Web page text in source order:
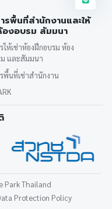
รพื้นที่สำนักงานและให้
องอบรม สัมมนา
ให้เช่าห้องฝึกอบรม ห้อง
และสัมมนา
พื้นที่เช่าสำนักงาน
Park Thailand
Protection Policy